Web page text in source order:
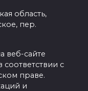
область,
пер.
веб-сайте
с
праве.
и